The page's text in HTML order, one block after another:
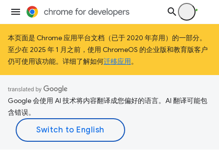
本页面是 Chrome 应用平台文档（已于 2020 年弃用）的一部分。
至少在 2025 年 1 月之前，使用 ChromeOS 的企业版和教育版客户
仍可使用该功能。详细了解如何迁移应用。
Google 会使用 AI 技术将内容翻译成您偏好的语言。AI 翻译可能包
含错误。